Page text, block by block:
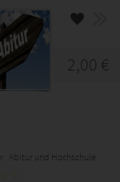
2,00 €
Abitur und Hochschule